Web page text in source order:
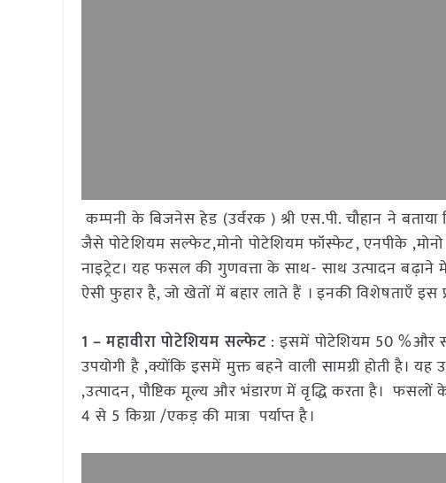
कम्पनी के बिजनेस हेड (उर्वरक ) श्री एस.पी. चौहान ने
जैसे पोटेशियम सल्फेट,मोनो पोटेशियम फॉस्फेट, एनपीके
नाइट्रेट। यह फसल की गुणवत्ता के साथ- साथ उत्पादन
ऐसी फुहार है, जो खेतों में बहार लाते हैं । इनकी विशेषताएँ इस
1 – महावीरा पोटेशियम सल्फेट: इसमें पोटेशियम 50 %और
उपयोगी है ,क्योंकि इसमें मुक्त बहने वाली सामग्री होती है।
,उत्पादन, पौष्टिक मूल्य और भंडारण में वृद्धि करता है।
4 से 5 किग्रा /एकड़ की मात्रा पर्याप्त है।